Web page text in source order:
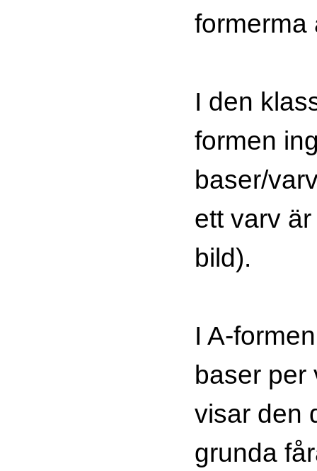
formerma
I den
formen
baser/
ett varv
bild).
I A-
baser per
visar den
grunda